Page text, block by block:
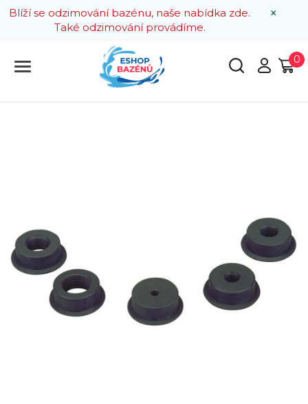
×
Blíží se odzimování bazénu, naše nabídka zde.
Také odzimování provádíme.
0